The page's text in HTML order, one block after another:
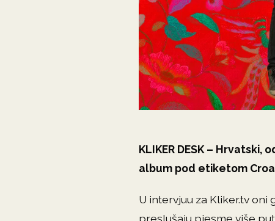
KLIKER DESK – Hrvatski,
album pod etiketom
U intervjuu za Kliker.tv